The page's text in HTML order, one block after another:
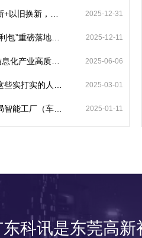
2025-12-31
2025-12-11
2025-06-06
2025-03-01
2025-01-11
东科讯是东莞高